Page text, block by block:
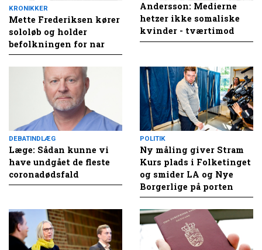
KRONIKKER
Mette Frederiksen kører
sololøb og holder
befolkningen for nar
Andersson: Medierne
hetzer ikke somaliske
kvinder - tværtimod
DEBATINDLÆG
Læge: Sådan kunne vi
have undgået de fleste
coronadødsfald
POLITIK
Ny måling giver Stram
Kurs plads i Folketinget
og smider LA og Nye
Borgerlige på porten